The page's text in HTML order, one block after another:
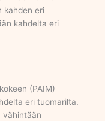
kahden eri
kahdelta eri
(PAIM)
eri tuomarilta.
vähintään